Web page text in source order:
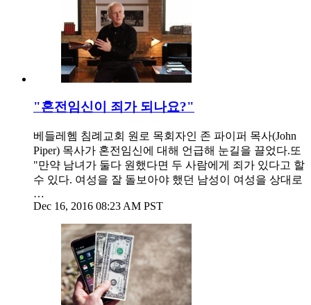
"혼전임신이 죄가 되나요?"
베들레헴 침례교회 원로 목회자인 존 파이퍼 목사(John
Piper) 목사가 혼전임신에 대해 언급해 눈길을 끌었다.또
"만약 남녀가 둘다 원했다면 두 사람에게 죄가 있다고 할
수 있다. 여성을 잘 돌보아야 했던 남성이 여성을 상대로
…
Dec 16, 2016 08:23 AM PST